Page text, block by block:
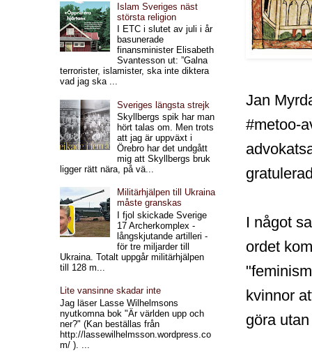
Jan
#metoo-
I något
ordet
kvinnor
göra
Islam Sveriges näst
största religion
I ETC i slutet av juli i år
basunerade
finansminister Elisabeth
Svantesson ut: ”Galna
terrorister, islamister, ska inte diktera
vad jag ska ...
Sveriges längsta strejk
Skyllbergs spik har man
hört talas om. Men trots
att jag är uppväxt i
Örebro har det undgått
mig att Skyllbergs bruk
ligger rätt nära, på vä...
Militärhjälpen till Ukraina
måste granskas
I fjol skickade Sverige
17 Archerkomplex -
långskjutande artilleri -
för tre miljarder till
Ukraina. Totalt uppgår militärhjälpen
till 128 m...
Lite vansinne skadar inte
Jag läser Lasse Wilhelmsons
nyutkomna bok "Är världen upp och
ner?" (Kan beställas från
http://lassewilhelmsson.wordpress.co
m/ ). ...